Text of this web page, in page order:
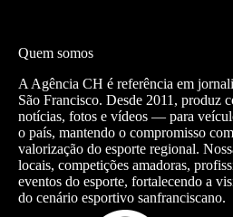
Quem somos
A Agência CH é referência em
São Francisco. Desde 2011,
notícias, fotos e vídeos — para
o país, mantendo o compromisso
valorização do esporte regional.
locais, competições amadoras,
eventos do esporte, fortalecendo a
do cenário esportivo sanfranciscano.